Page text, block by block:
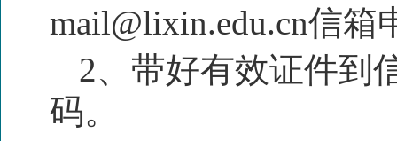
mail@lixin.edu.cn信箱
2、 带好有效证件到
码。